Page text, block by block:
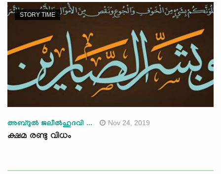
STORY TIME
അബ്ദുല്‍ ജലീല്‍ഹുദവി ... Nov 24, 2019
ക്ഷമ രണ്ടു വിധം